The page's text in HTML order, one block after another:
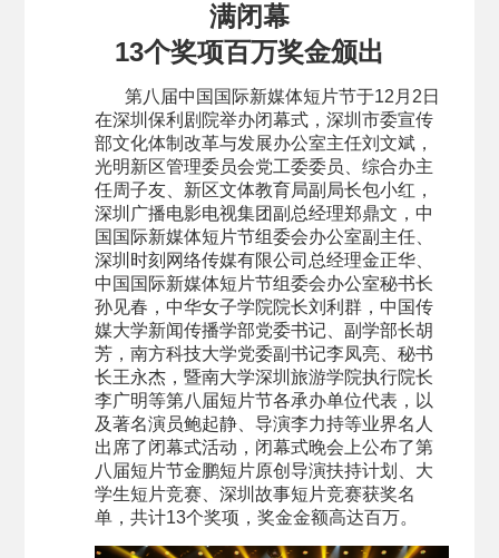
满闭幕
13个奖项百万奖金颁出
第八届中国国际新媒体短片节于12月2日
在深圳保利剧院举办闭幕式，深圳市委宣传
部文化体制改革与发展办公室主任刘文斌，
光明新区管理委员会党工委委员、综合办主
任周子友、新区文体教育局副局长包小红，
深圳广播电影电视集团副总经理郑鼎文，中
国国际新媒体短片节组委会办公室副主任、
深圳时刻网络传媒有限公司总经理金正华、
中国国际新媒体短片节组委会办公室秘书长
孙见春，中华女子学院院长刘利群，中国传
媒大学新闻传播学部党委书记、副学部长胡
芳，南方科技大学党委副书记李凤亮、秘书
长王永杰，暨南大学深圳旅游学院执行院长
李广明等第八届短片节各承办单位代表，以
及著名演员鲍起静、导演李力持等业界名人
出席了闭幕式活动，闭幕式晚会上公布了第
八届短片节金鹏短片原创导演扶持计划、大
学生短片竞赛、深圳故事短片竞赛获奖名
单，共计13个奖项，奖金金额高达百万。